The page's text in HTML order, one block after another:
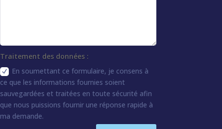
Traitement des données :
En soumettant ce formulaire, je consens à
ce que les informations fournies soient
sauvegardées et traitées en toute sécurité afin
que nous puissions fournir une réponse rapide à
ma demande.